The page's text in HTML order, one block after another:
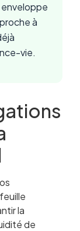
enveloppe
à
vie.
la
de